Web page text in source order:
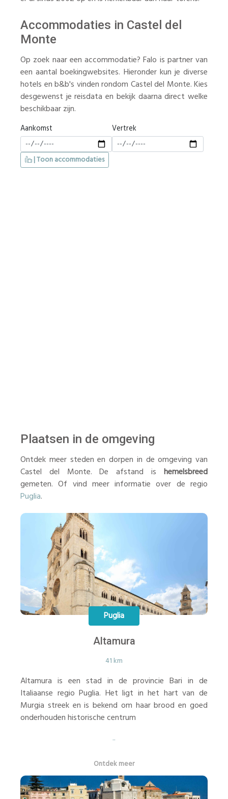
Accommodaties in Castel del
Monte
Op zoek naar een accommodatie? Falo is partner van
een aantal boekingwebsites. Hieronder kun je diverse
hotels en b&b's vinden rondom Castel del Monte. Kies
desgewenst je reisdata en bekijk daarna direct welke
beschikbaar zijn.
Aankomst Vertrek
| Toon accommodaties
Plaatsen in de omgeving
Ontdek meer steden en dorpen in de omgeving van
Castel del Monte. De afstand is hemelsbreed
gemeten. Of vind meer informatie over de regio
Puglia.
Puglia
Altamura
41 km
Altamura is een stad in de provincie Bari in de
Italiaanse regio Puglia. Het ligt in het hart van de
Murgia streek en is bekend om haar brood en goed
onderhouden historische centrum
..
Ontdek meer